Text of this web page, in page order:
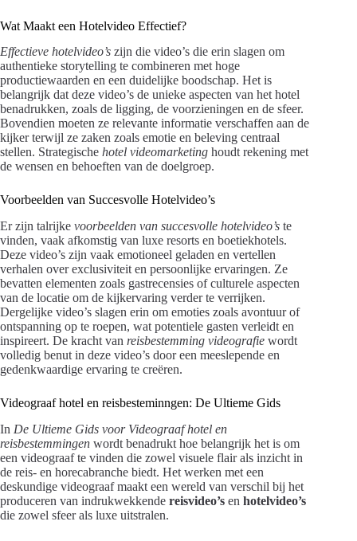
Wat Maakt een Hotelvideo Effectief?
Effectieve hotelvideo’s zijn die video’s die erin slagen om
authentieke storytelling te combineren met hoge
productiewaarden en een duidelijke boodschap. Het is
belangrijk dat deze video’s de unieke aspecten van het hotel
benadrukken, zoals de ligging, de voorzieningen en de sfeer.
Bovendien moeten ze relevante informatie verschaffen aan de
kijker terwijl ze zaken zoals emotie en beleving centraal
stellen. Strategische hotel videomarketing houdt rekening met
de wensen en behoeften van de doelgroep.
Voorbeelden van Succesvolle Hotelvideo’s
Er zijn talrijke voorbeelden van succesvolle hotelvideo’s te
vinden, vaak afkomstig van luxe resorts en boetiekhotels.
Deze video’s zijn vaak emotioneel geladen en vertellen
verhalen over exclusiviteit en persoonlijke ervaringen. Ze
bevatten elementen zoals gastrecensies of culturele aspecten
van de locatie om de kijkervaring verder te verrijken.
Dergelijke video’s slagen erin om emoties zoals avontuur of
ontspanning op te roepen, wat potentiele gasten verleidt en
inspireert. De kracht van reisbestemming videografie wordt
volledig benut in deze video’s door een meeslepende en
gedenkwaardige ervaring te creëren.
Videograaf hotel en reisbesteminngen: De Ultieme Gids
In De Ultieme Gids voor Videograaf hotel en
reisbestemmingen wordt benadrukt hoe belangrijk het is om
een videograaf te vinden die zowel visuele flair als inzicht in
de reis- en horecabranche biedt. Het werken met een
deskundige videograaf maakt een wereld van verschil bij het
produceren van indrukwekkende reisvideo’s en hotelvideo’s
die zowel sfeer als luxe uitstralen.